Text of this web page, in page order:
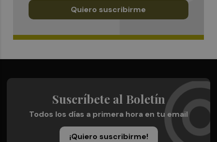
Quiero suscribirme
Suscríbete al Boletín
Todos los días a primera hora en tu email
¡Quiero suscribirme!